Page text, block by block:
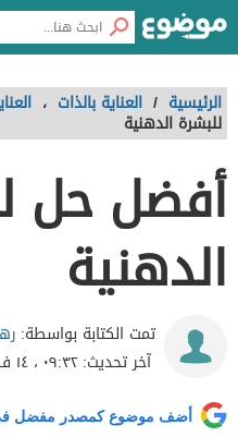
الرئيسية / العناية بالذات ،
للبشرة الدهنية
أفضل حل
الدهنية
تمت الكتابة بواسطة:
آخر تحديث:٠٩:٣٢ ، ١٤ فبراير ٢٠١٩
أضف موضوع كمصدر مفضل